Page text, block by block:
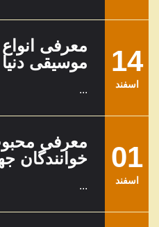
14
اسفند
معرفی
موسیقی دنیا
...
01
اسفند
معرفی
خوانندگان
...